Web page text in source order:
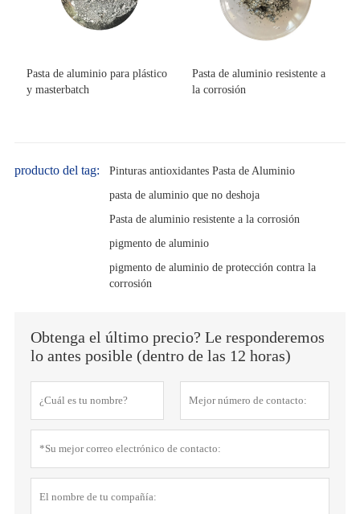
Pasta de aluminio para plástico
y masterbatch
Pasta de aluminio resistente a
la corrosión
producto del tag:
Pinturas antioxidantes Pasta de Aluminio
pasta de aluminio que no deshoja
Pasta de aluminio resistente a la corrosión
pigmento de aluminio
pigmento de aluminio de protección contra la
corrosión
Obtenga el último precio? Le responderemos
lo antes posible (dentro de las 12 horas)